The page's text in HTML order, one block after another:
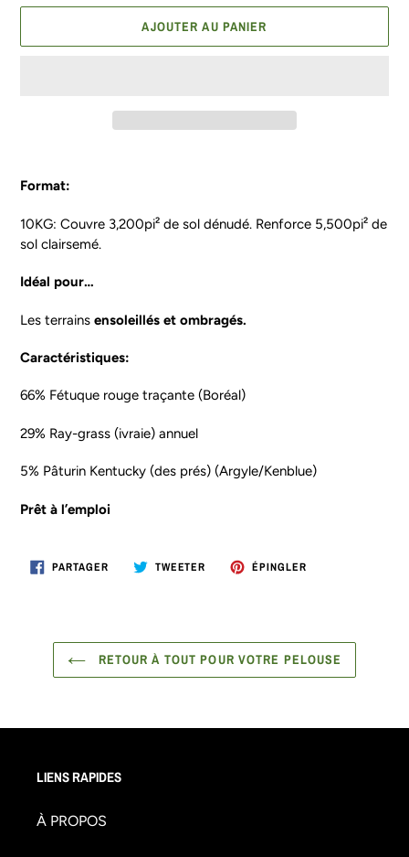
AJOUTER AU PANIER
d'un
à
votre
Format:
10KG: Couvre 3,200pi² de sol dénudé. Renforce 5,500pi² de
sol clairsemé.
Idéal pour…
Les terrains ensoleillés et ombragés.
Caractéristiques:
66% Fétuque rouge traçante (Boréal)
29% Ray-grass (ivraie) annuel
5% Pâturin Kentucky (des prés) (Argyle/Kenblue)
Prêt à l’emploi
PARTAGERPARTAGER
SUR
TWEETER TWEETERÉPINGLER
RETOUR À TOUT POUR VOTRE PELOUSE
LIENS RAPIDES
À PROPOS